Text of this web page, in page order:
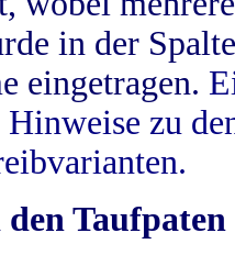
in der
eingetragen.
zu
Taufpaten